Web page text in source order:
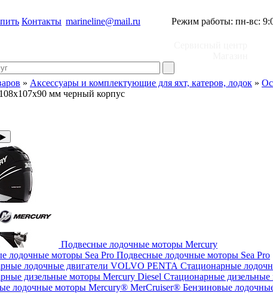
Контакты marineline@mail.ru Режим работы: пн-вс:
» Аксессуары и комплектующие для яхт, катеров, лодок »
мм черный корпус
▶
Подвесные лодочные моторы Mercury
Подвесные лодочные моторы Sea Pro
Стационарные
Стационарные
Бензиновые